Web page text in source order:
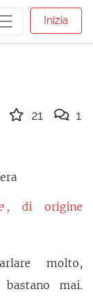
Inizia
, di origine
molto,
mai.
21 1